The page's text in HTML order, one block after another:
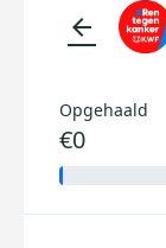
arrow_back
Opgehaald
€0